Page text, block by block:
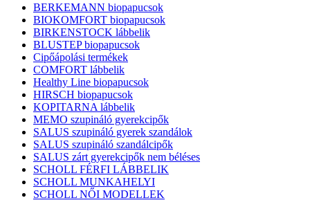
BERKEMANN biopapucsok
BIOKOMFORT biopapucsok
BIRKENSTOCK lábbelik
BLUSTEP biopapucsok
Cipőápolási termékek
COMFORT lábbelik
Healthy Line biopapucsok
HIRSCH biopapucsok
KOPITARNA lábbelik
MEMO szupináló gyerekcipők
SALUS szupináló gyerek szandálok
SALUS szupináló szandálcipők
SALUS zárt gyerekcipők nem béléses
SCHOLL FÉRFI LÁBBELIK
SCHOLL MUNKAHELYI
SCHOLL NŐI MODELLEK